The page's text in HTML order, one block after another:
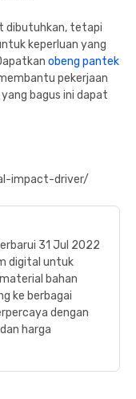
dibutuhkan, tetapi
keperluan yang
obeng pantek
pekerjaan
bagus ini dapat
impact-driver/
31 Jul 2022
digital untuk
bahan
ke berbagai
dengan
harga